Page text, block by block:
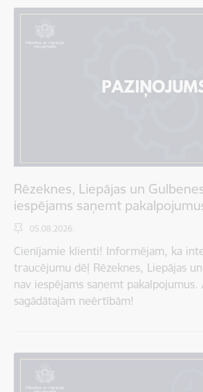
Rēzeknes, Liepājas un
iespējams saņemt
05.08.2026.
Cienījamie klienti! Informējam, ka
traucējumu dēļ Rēzeknes, Liepājas
nav iespējams saņemt
sagādātajām neērtībām!